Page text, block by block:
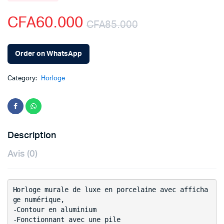
CFA85.000
CFA60.000
Order on WhatsApp
Category: Horloge
Description
Avis (0)
Horloge murale de luxe en porcelaine avec afficha
ge numérique,
-Contour en aluminium
-Fonctionnant avec une pile